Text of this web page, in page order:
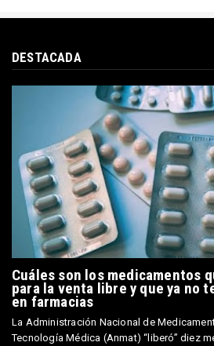
DESTACADA
Cuáles son los medicamentos
para la venta libre y que ya no
en farmacias
La Administración Nacional de
Tecnología Médica (Anmat) “liberó” diez